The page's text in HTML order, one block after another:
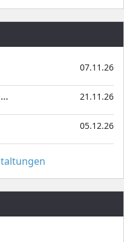
07.11.26
21.11.26
05.12.26